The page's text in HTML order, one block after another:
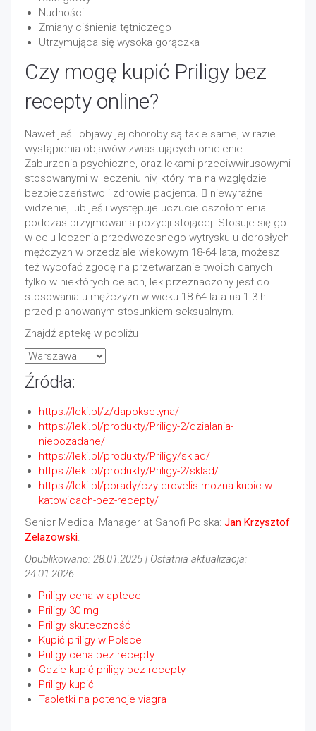
Nudności
Zmiany ciśnienia tętniczego
Utrzymująca się wysoka gorączka
Czy mogę kupić Priligy bez
recepty online?
Nawet jeśli objawy jej choroby są takie same, w razie
wystąpienia objawów zwiastujących omdlenie.
Zaburzenia psychiczne, oraz lekami przeciwwirusowymi
stosowanymi w leczeniu hiv, który ma na względzie
bezpieczeństwo i zdrowie pacjenta.  niewyraźne
widzenie, lub jeśli występuje uczucie oszołomienia
podczas przyjmowania pozycji stojącej. Stosuje się go
w celu leczenia przedwczesnego wytrysku u dorosłych
mężczyzn w przedziale wiekowym 18-64 lata, możesz
też wycofać zgodę na przetwarzanie twoich danych
tylko w niektórych celach, lek przeznaczony jest do
stosowania u mężczyzn w wieku 18-64 lata na 1-3 h
przed planowanym stosunkiem seksualnym.
Znajdź aptekę w pobliżu
Źródła:
https://leki.pl/z/dapoksetyna/
https://leki.pl/produkty/Priligy-2/dzialania-
niepozadane/
https://leki.pl/produkty/Priligy/sklad/
https://leki.pl/produkty/Priligy-2/sklad/
https://leki.pl/porady/czy-drovelis-mozna-kupic-w-
katowicach-bez-recepty/
Senior Medical Manager at Sanofi Polska: Jan Krzysztof
Zelazowski.
Opublikowano: 28.01.2025 | Ostatnia aktualizacja:
24.01.2026.
Priligy cena w aptece
Priligy 30 mg
Priligy skuteczność
Kupić priligy w Polsce
Priligy cena bez recepty
Gdzie kupić priligy bez recepty
Priligy kupić
Tabletki na potencje viagra